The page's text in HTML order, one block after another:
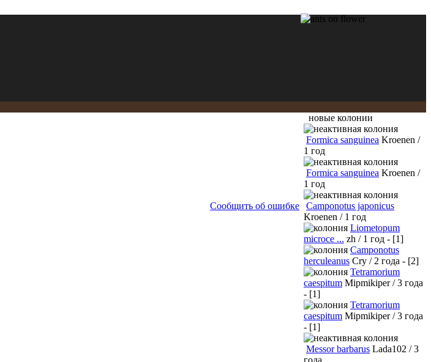
Сообщить об ошибке
новые колонии
Formica sanguinea Kroenen /
1 год
Formica sanguinea Kroenen /
1 год
Camponotus japonicus
Kroenen / 1 год
Liometopum
microce ... zh / 1 год - [1]
Camponotus
herculeanus Cry / 2 года - [2]
Tetramorium
caespitum Mipmikiper / 3 года
- [1]
Tetramorium
caespitum Mipmikiper / 3 года
- [1]
Messor barbarus Lada102 / 3
года